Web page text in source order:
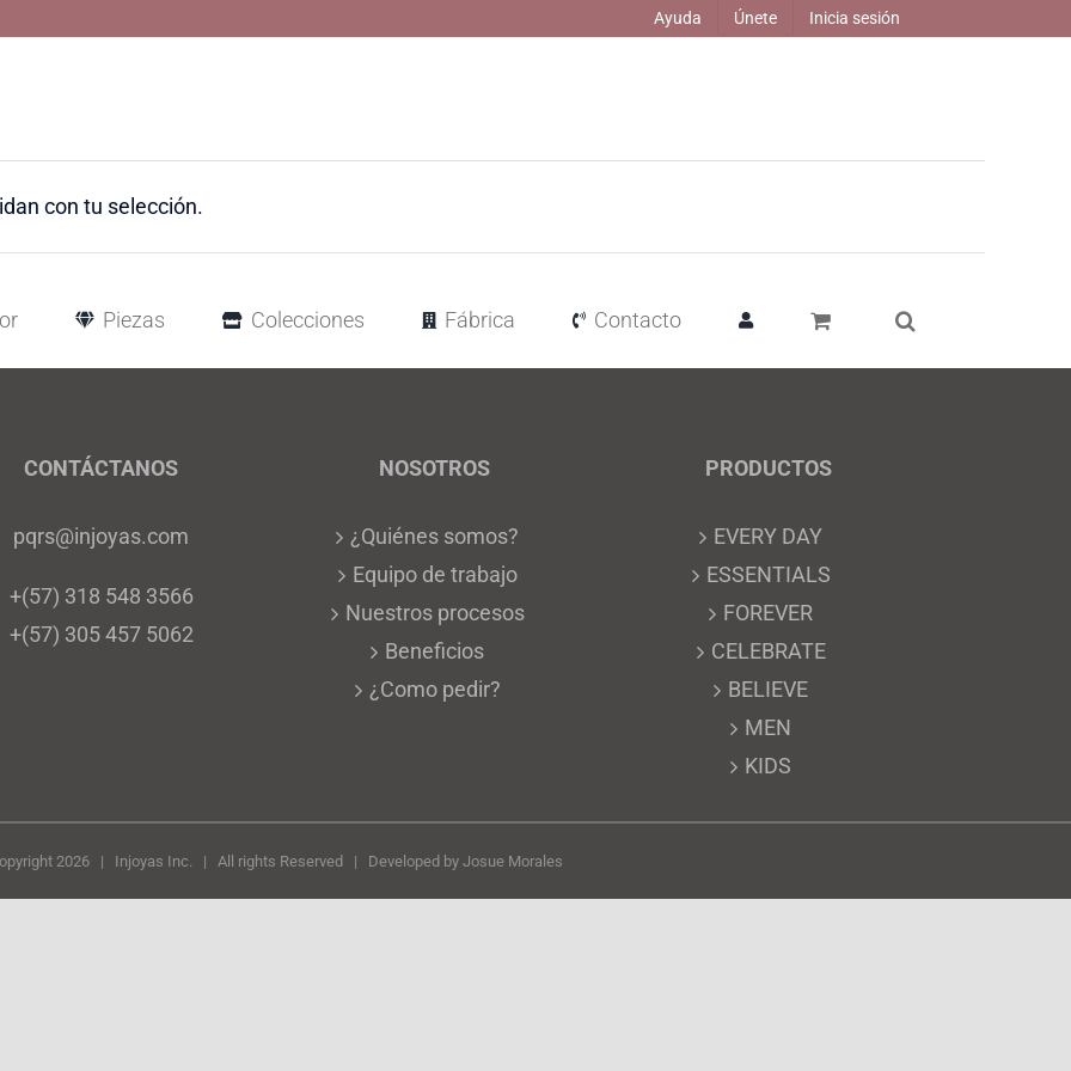
Ayuda Únete Inicia sesión
Piezas Colecciones Fábrica Contacto
con tu selección.
CONTÁCTANOS
pqrs@injoyas.com
+(57) 318 548 3566
+(57) 305 457 5062
NOSOTROS
¿Quiénes somos?
Equipo de trabajo
Nuestros procesos
Beneficios
¿Como pedir?
PRODUCTOS
EVERY DAY
ESSENTIALS
FOREVER
CELEBRATE
BELIEVE
MEN
KIDS
2026 | Injoyas Inc. | All rights Reserved | Developed by Josue Morales